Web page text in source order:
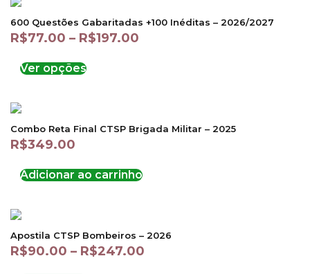
600 Questões Gabaritadas +100 Inéditas – 2026/2027
R$77.00 – R$197.00
Ver opções
Combo Reta Final CTSP Brigada Militar – 2025
R$349.00
Adicionar ao carrinho
Apostila CTSP Bombeiros – 2026
R$90.00 – R$247.00